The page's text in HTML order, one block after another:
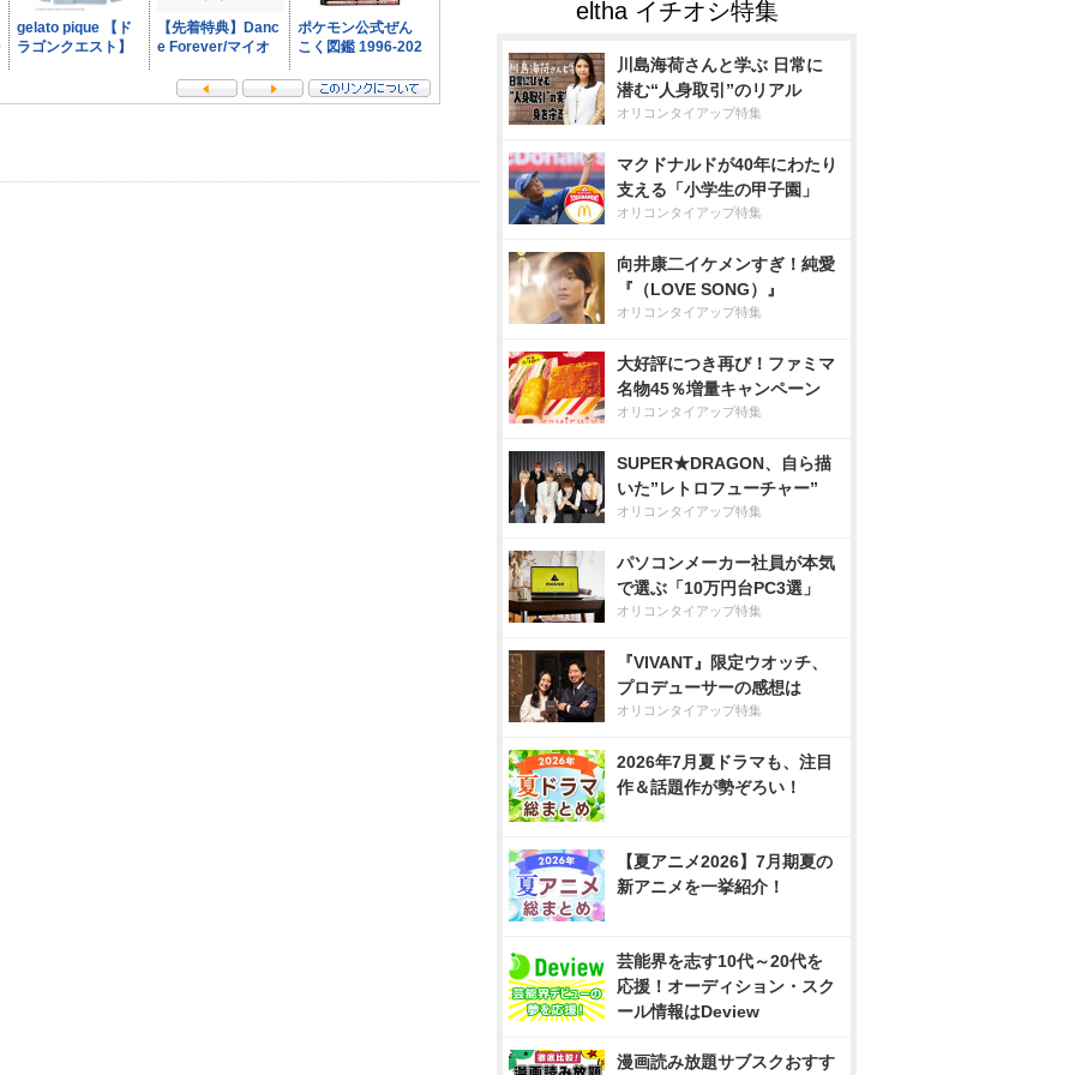
川島海荷さんと学ぶ 日常に
潜む“人身取引”のリアル
オリコンタイアップ特集
マクドナルドが40年にわたり
支える「小学生の甲子園」
オリコンタイアップ特集
向井康二イケメンすぎ！純愛
『（LOVE SONG）』
オリコンタイアップ特集
大好評につき再び！ファミマ
名物45％増量キャンペーン
オリコンタイアップ特集
SUPER★DRAGON、自ら描
いた”レトロフューチャー”
オリコンタイアップ特集
パソコンメーカー社員が本気
で選ぶ「10万円台PC3選」
オリコンタイアップ特集
『VIVANT』限定ウオッチ、
プロデューサーの感想は
オリコンタイアップ特集
2026年7月夏ドラマも、注目
作＆話題作が勢ぞろい！
【夏アニメ2026】7月期夏の
新アニメを一挙紹介！
芸能界を志す10代～20代を
応援！オーディション・スク
ール情報はDeview
漫画読み放題サブスクおすす